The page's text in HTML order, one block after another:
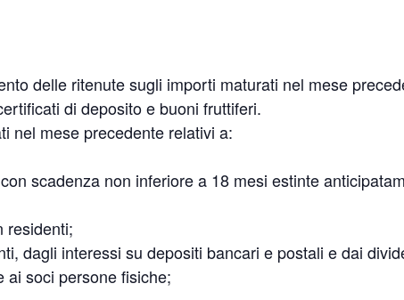
delle ritenute sugli importi maturati nel mese
di deposito e buoni fruttiferi.
nel mese precedente relativi a:
scadenza non inferiore a 18 mesi estinte
residenti;
dagli interessi su depositi bancari e postali e dai
ai soci persone fisiche;